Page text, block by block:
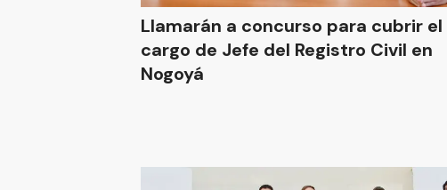
Llamarán a concurso para cubrir el
cargo de Jefe del Registro Civil en
Nogoyá